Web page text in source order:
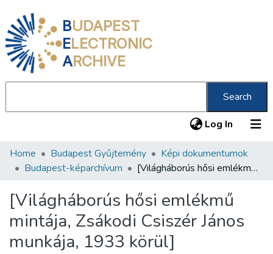
BUDAPEST
ELECTRONIC
ARCHIVE
Search
Log In (current)
Communities & Collections
Statistics
About us
Home Budapest Gyűjtemény
Képi dokumentumok
Budapest-képarchívum
[Világháborús hősi emlékmű mintája, Zsákodi Csiszér János munkája, 1933 körül]
[Világháborús hősi emlékmű
mintája, Zsákodi Csiszér János
munkája, 1933 körül]